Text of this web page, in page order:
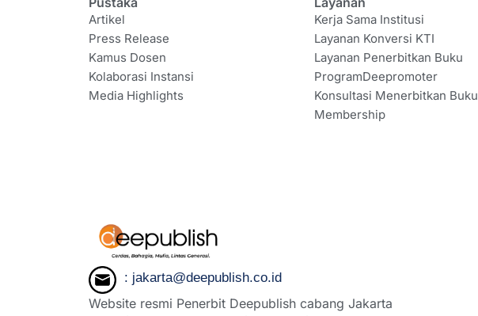
Artikel
Press Release
Kamus Dosen
Kolaborasi Instansi
Media Highlights
Kerja Sama Institusi
Layanan Konversi KTI
Layanan Penerbitkan Buku
ProgramDeepromoter
Konsultasi Menerbitkan Buku
Membership
: jakarta@deepublish.co.id
Website resmi Penerbit Deepublish cabang Jakarta